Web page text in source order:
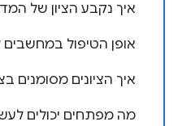
איך נקבע הציון של
אופן הטיפול במחשבים
איך הציונים מסומנים
מה מפתחים יכולים